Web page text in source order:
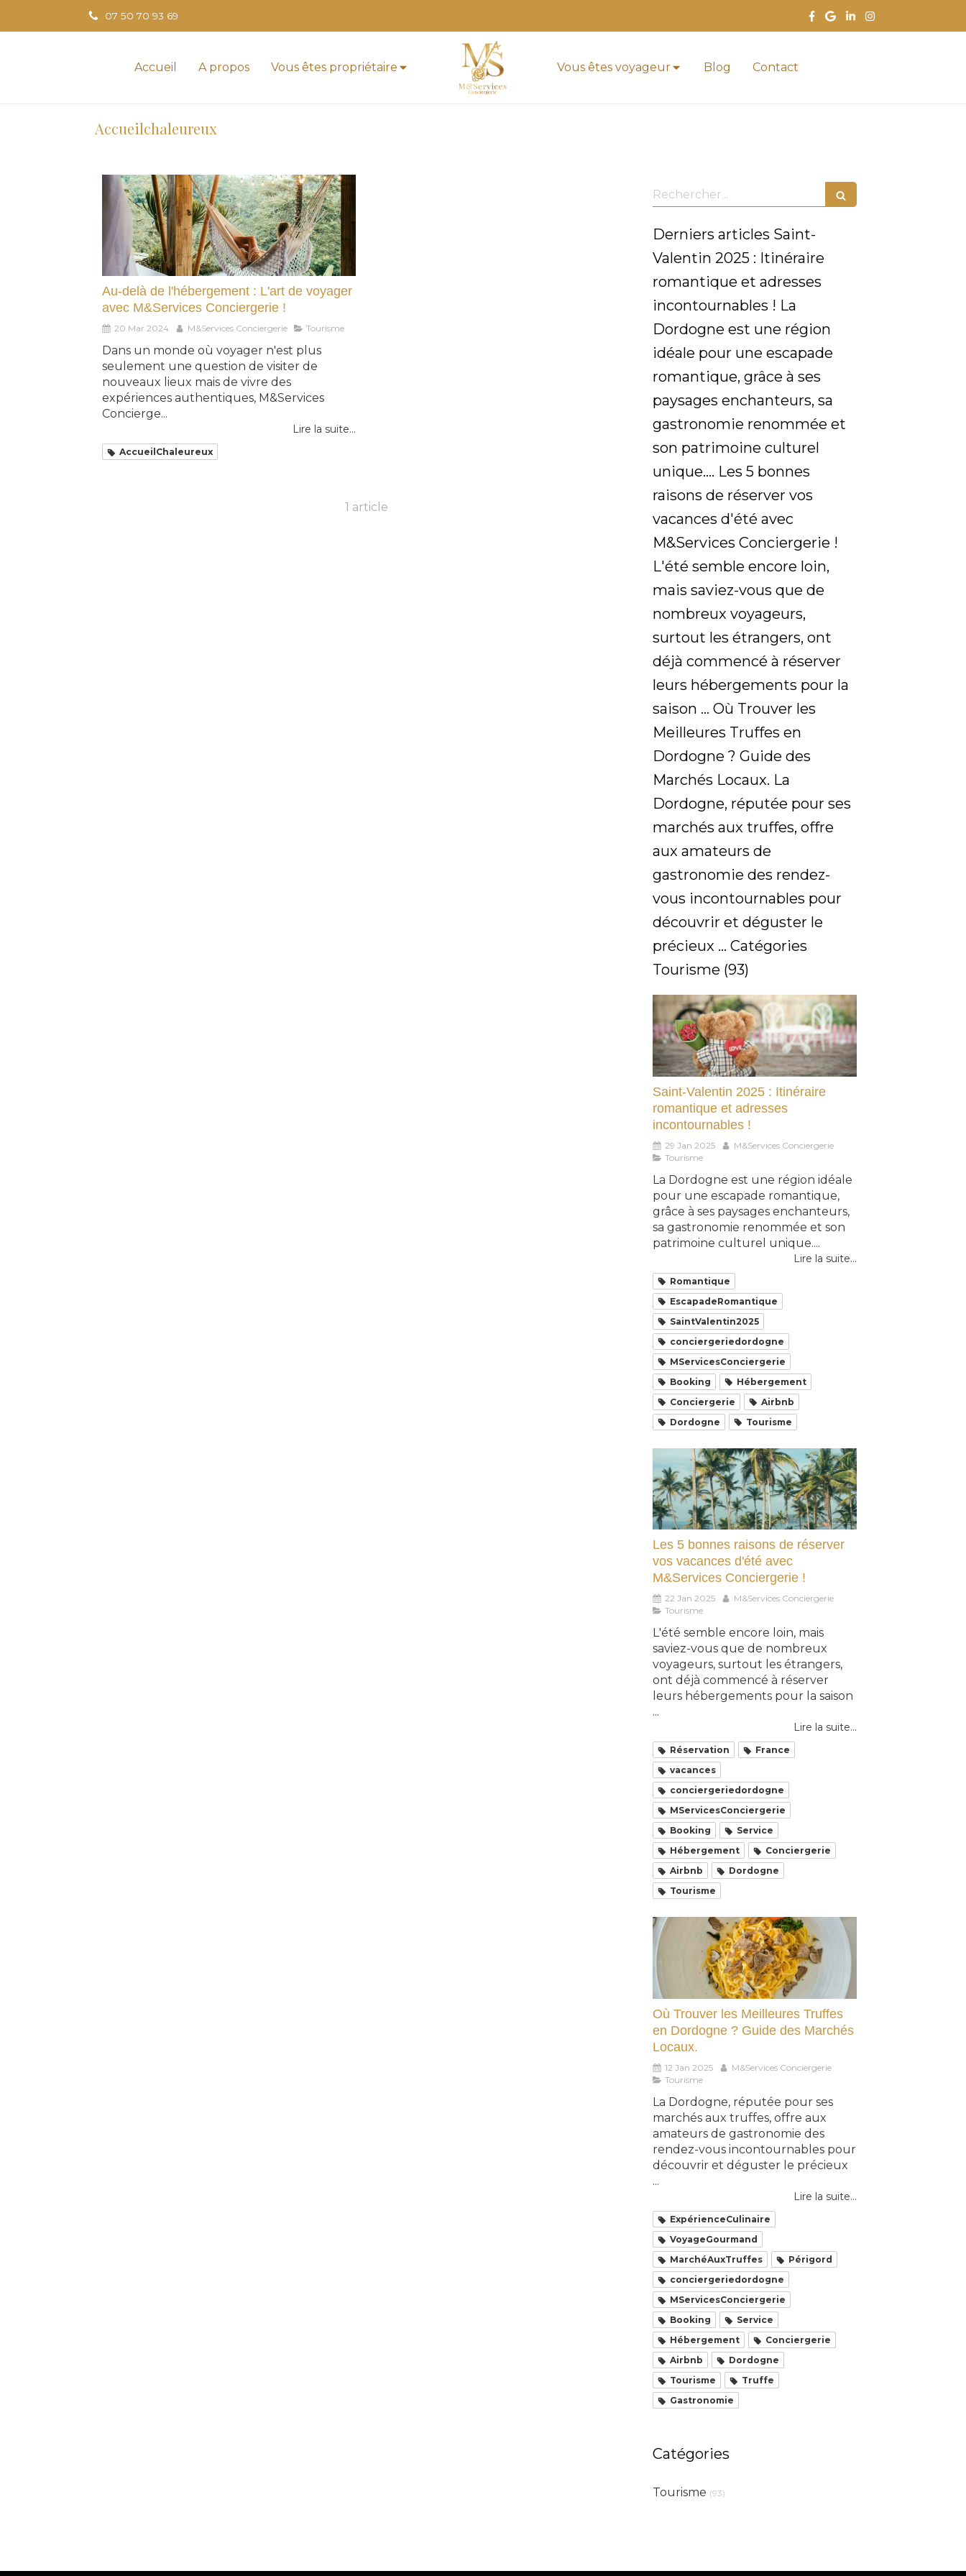
07 50 70 93 69
Accueil A propos Vous êtes propriétaire Vous êtes voyageur Blog Contact
Accueilchaleureux
Au-delà de l'hébergement : L'art de voyager
avec M&Services Conciergerie !
20 Mar 2024 M&Services Conciergerie Tourisme
Dans un monde où voyager n'est plus
seulement une question de visiter de
nouveaux lieux mais de vivre des
expériences authentiques, M&Services
Concierge...
Lire la suite...
AccueilChaleureux
1 article
Rechercher
Derniers articles Saint-
Valentin 2025 : Itinéraire
romantique et adresses
incontournables ! La
Dordogne est une région
idéale pour une escapade
romantique, grâce à ses
paysages enchanteurs, sa
gastronomie renommée et
son patrimoine culturel
unique.... Les 5 bonnes
raisons de réserver vos
vacances d'été avec
M&Services Conciergerie !
L'été semble encore loin,
mais saviez-vous que de
nombreux voyageurs,
surtout les étrangers, ont
déjà commencé à réserver
leurs hébergements pour la
saison ... Où Trouver les
Meilleures Truffes en
Dordogne ? Guide des
Marchés Locaux. La
Dordogne, réputée pour ses
marchés aux truffes, offre
aux amateurs de
gastronomie des rendez-
vous incontournables pour
découvrir et déguster le
précieux ... Catégories
Tourisme (93)
Saint-Valentin 2025 : Itinéraire
romantique et adresses
incontournables !
29 Jan 2025
M&Services Conciergerie
Tourisme
La Dordogne est une région idéale
pour une escapade romantique,
grâce à ses paysages enchanteurs,
sa gastronomie renommée et son
patrimoine culturel unique....
Lire la suite...
Romantique
EscapadeRomantique
SaintValentin2025
conciergeriedordogne
MServicesConciergerie
Booking
Hébergement
Conciergerie
Airbnb
Dordogne
Tourisme
Les 5 bonnes raisons de réserver
vos vacances d'été avec
M&Services Conciergerie !
22 Jan 2025
M&Services Conciergerie
Tourisme
L'été semble encore loin, mais
saviez-vous que de nombreux
voyageurs, surtout les étrangers,
ont déjà commencé à réserver
leurs hébergements pour la saison
...
Lire la suite...
Réservation
France
vacances
conciergeriedordogne
MServicesConciergerie
Booking
Service
Hébergement
Conciergerie
Airbnb
Dordogne
Tourisme
Où Trouver les Meilleures Truffes
en Dordogne ? Guide des Marchés
Locaux.
12 Jan 2025
M&Services Conciergerie
Tourisme
La Dordogne, réputée pour ses
marchés aux truffes, offre aux
amateurs de gastronomie des
rendez-vous incontournables pour
découvrir et déguster le précieux
...
Lire la suite...
ExpérienceCulinaire
VoyageGourmand
MarchéAuxTruffes
Périgord
conciergeriedordogne
MServicesConciergerie
Booking
Service
Hébergement
Conciergerie
Airbnb
Dordogne
Tourisme
Truffe
Gastronomie
Catégories
Tourisme (93)